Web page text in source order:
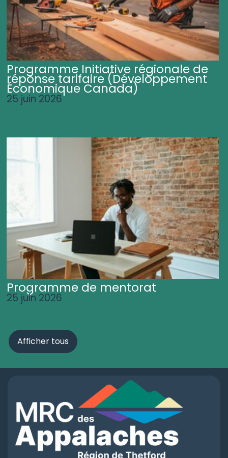
Programme Initiative régionale de
réponse tarifaire (Développement
Économique Canada)
25 juin 2026
Programme de mentorat
25 juin 2026
Afficher tous